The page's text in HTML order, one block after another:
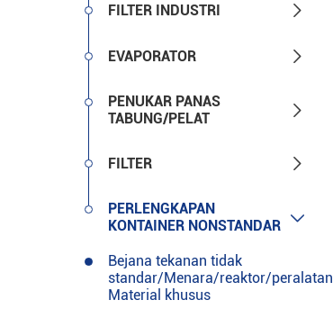
FILTER INDUSTRI 
EVAPORATOR 
PENUKAR PANAS
TABUNG/PELAT

FILTER 
PERLENGKAPAN
KONTAINER NONSTANDAR 
Bejana tekanan tidak
standar/Menara/reaktor/peralatan
Material khusus